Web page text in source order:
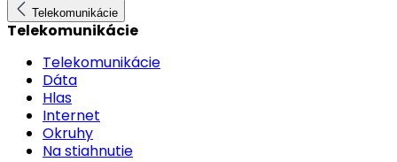
Telekomunikácie
Telekomunikácie
Telekomunikácie
Dáta
Hlas
Internet
Okruhy
Na stiahnutie